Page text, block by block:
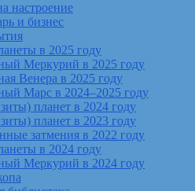
настроение
и бизнес
в 2025 году
Меркурий в 2025 году
Венера в 2025 году
Марс в 2024–2025 году
планет в 2024 году
планет в 2023 году
затмения в 2022 году
в 2024 году
Меркурий в 2024 году